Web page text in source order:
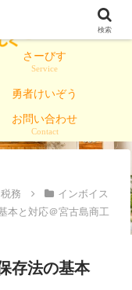
さーびす
Service
勇者けいぞう
お問い合わせ
Contact
税務
インボイス
本と対応＠宮古島商工
存法の基本
検索